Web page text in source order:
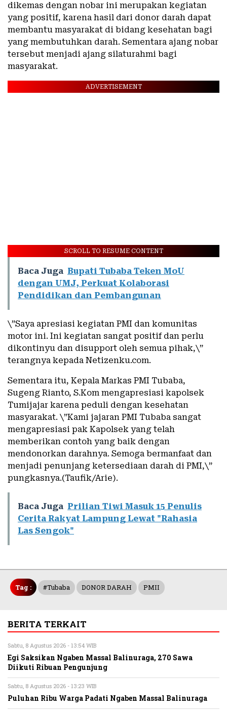
dikemas dengan nobar ini merupakan kegiatan
yang positif, karena hasil dari donor darah dapat
membantu masyarakat di bidang kesehatan bagi
yang membutuhkan darah. Sementara ajang nobar
tersebut menjadi ajang silaturahmi bagi
masyarakat.
ADVERTISEMENT
SCROLL TO RESUME CONTENT
Baca Juga Bupati Tubaba Teken MoU
dengan UMJ, Perkuat Kolaborasi
Pendidikan dan Pembangunan
\”Saya apresiasi kegiatan PMI dan komunitas
motor ini. Ini kegiatan sangat positif dan perlu
dikontinyu dan disupport oleh semua pihak,\”
terangnya kepada Netizenku.com.
Sementara itu, Kepala Markas PMI Tubaba,
Sugeng Rianto, S.Kom mengapresiasi kapolsek
Tumijajar karena peduli dengan kesehatan
masyarakat. \”Kami jajaran PMI Tubaba sangat
mengapresiasi pak Kapolsek yang telah
memberikan contoh yang baik dengan
mendonorkan darahnya. Semoga bermanfaat dan
menjadi penunjang ketersediaan darah di PMI,\”
pungkasnya.(Taufik/Arie).
Baca Juga Prilian Tiwi Masuk 15 Penulis
Cerita Rakyat Lampung Lewat "Rahasia
Las Sengok"
Tag : #Tubaba DONOR DARAH PMII
BERITA TERKAIT
Sabtu, 8 Agustus 2026 - 13:54 WIB
Egi Saksikan Ngaben Massal Balinuraga, 270 Sawa
Diikuti Ribuan Pengunjung
Sabtu, 8 Agustus 2026 - 13:23 WIB
Puluhan Ribu Warga Padati Ngaben Massal Balinuraga